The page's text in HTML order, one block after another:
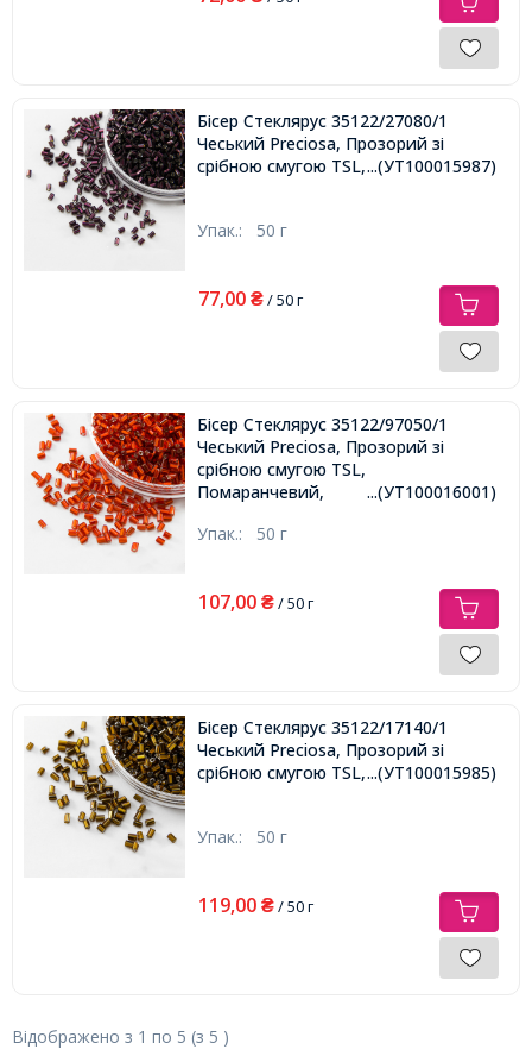
Бісер Стеклярус 35122/27080/1
Чеський Preciosa, Прозорий зі
срібною смугою TSL, Фіолетовий,
...(УТ100015987)
Упак.: 50 г
77,00 ₴/ 50 г
Бісер Стеклярус 35122/97050/1
Чеський Preciosa, Прозорий зі
срібною смугою TSL,
Помаранчевий,
...(УТ100016001)
Упак.: 50 г
107,00 ₴/ 50 г
Бісер Стеклярус 35122/17140/1
Чеський Preciosa, Прозорий зі
срібною смугою TSL, Коричневий,
...(УТ100015985)
Упак.: 50 г
119,00 ₴/ 50 г
Відображено з 1 по 5 (з 5 )